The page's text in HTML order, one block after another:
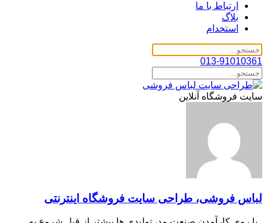
ارتباط با ما
بلاگ
استخدام
013-91010361
سایت فروشگاه آنلاین
لباس فروشی، طراحی سایت فروشگاه اینترنتی